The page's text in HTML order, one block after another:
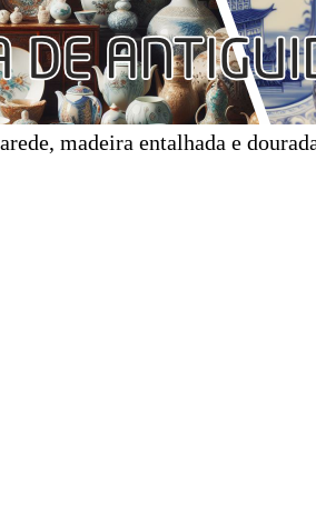
madeira entalhada e